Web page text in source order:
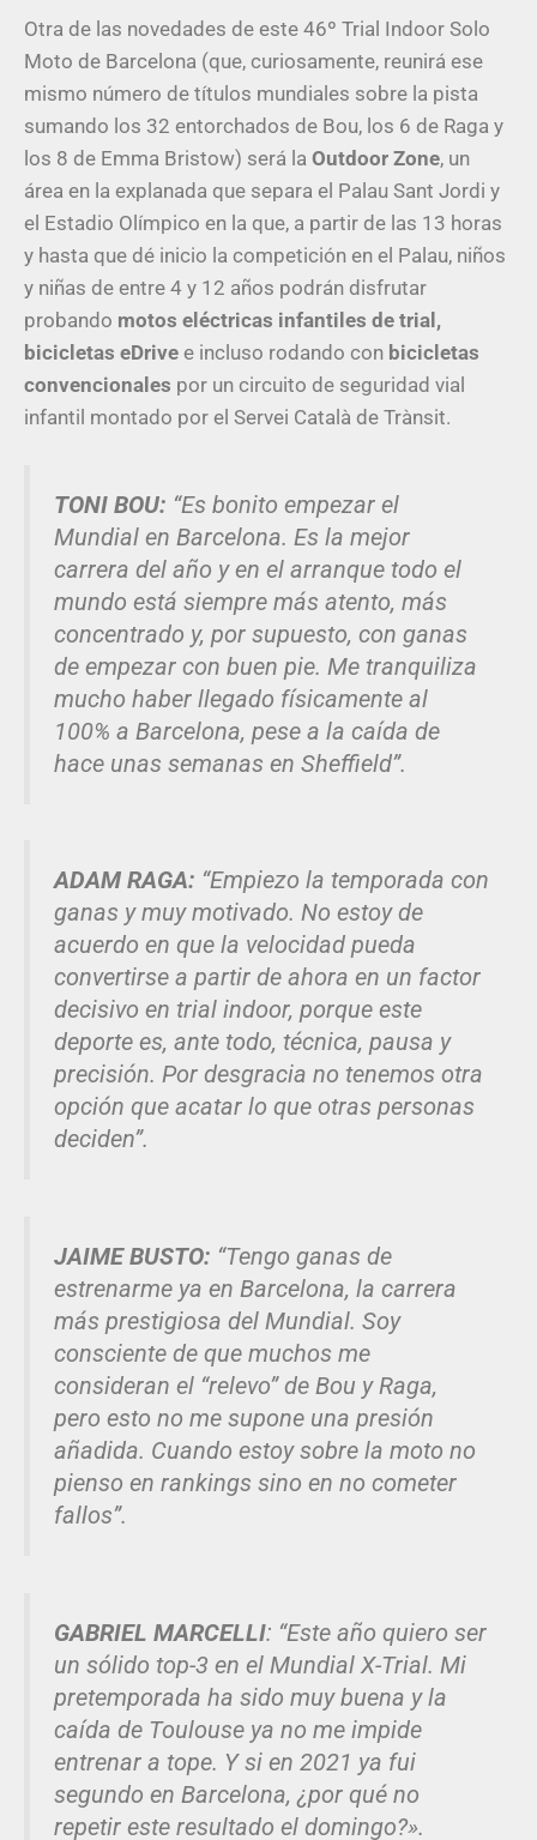
Otra de las novedades de este 46º Trial Indoor Solo
Moto de Barcelona (que, curiosamente, reunirá ese
mismo número de títulos mundiales sobre la pista
sumando los 32 entorchados de Bou, los 6 de Raga y
los 8 de Emma Bristow) será la Outdoor Zone, un
área en la explanada que separa el Palau Sant Jordi y
el Estadio Olímpico en la que, a partir de las 13 horas
y hasta que dé inicio la competición en el Palau, niños
y niñas de entre 4 y 12 años podrán disfrutar
probando motos eléctricas infantiles de trial,
bicicletas eDrive e incluso rodando con bicicletas
convencionales por un circuito de seguridad vial
infantil montado por el Servei Català de Trànsit.
TONI BOU: “Es bonito empezar el
Mundial en Barcelona. Es la mejor
carrera del año y en el arranque todo el
mundo está siempre más atento, más
concentrado y, por supuesto, con ganas
de empezar con buen pie. Me tranquiliza
mucho haber llegado físicamente al
100% a Barcelona, pese a la caída de
hace unas semanas en Sheffield”.
ADAM RAGA: “Empiezo la temporada con
ganas y muy motivado. No estoy de
acuerdo en que la velocidad pueda
convertirse a partir de ahora en un factor
decisivo en trial indoor, porque este
deporte es, ante todo, técnica, pausa y
precisión. Por desgracia no tenemos otra
opción que acatar lo que otras personas
deciden”.
JAIME BUSTO: “Tengo ganas de
estrenarme ya en Barcelona, la carrera
más prestigiosa del Mundial. Soy
consciente de que muchos me
consideran el “relevo” de Bou y Raga,
pero esto no me supone una presión
añadida. Cuando estoy sobre la moto no
pienso en rankings sino en no cometer
fallos”.
GABRIEL MARCELLI: “Este año quiero ser
un sólido top-3 en el Mundial X-Trial. Mi
pretemporada ha sido muy buena y la
caída de Toulouse ya no me impide
entrenar a tope. Y si en 2021 ya fui
segundo en Barcelona, ¿por qué no
repetir este resultado el domingo?».